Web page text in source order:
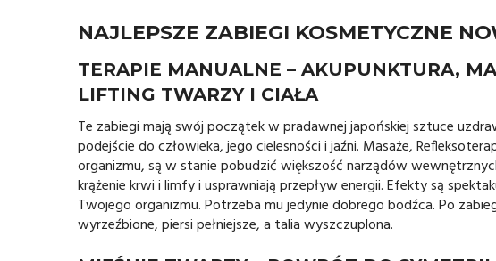
NAJLEPSZE ZABIEGI KOSMETYCZNE
TERAPIE MANUALNE – AKUPUNKTURA,
LIFTING TWARZY I CIAŁA
Te zabiegi mają swój początek w pradawnej japońskiej sztuce
podejście do człowieka, jego cielesności i jaźni. Masaże,
organizmu, są w stanie pobudzić większość narządów
krążenie krwi i limfy i usprawniają przepływ energii. Efekty są
Twojego organizmu. Potrzeba mu jedynie dobrego bodźca. Po
wyrzeźbione, piersi pełniejsze, a talia wyszczuplona.